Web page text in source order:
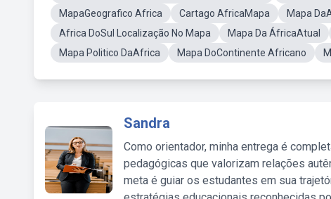
MapaGeografico Africa
Cartago AfricaMapa Mapa
Africa DoSul Localização No Mapa
Mapa Da ÁfricaAtual
Mapa Politico DaAfrica
Mapa DoContinente Africano
Sandra
Como orientador, minha entrega é
pedagógicas que valorizam relações
meta é guiar os estudantes em sua